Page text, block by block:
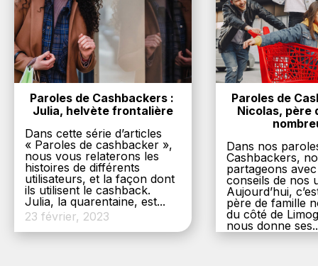
Paroles de Cashbackers :
Julia, helvète frontalière
Dans cette série d’articles
« Paroles de cashbacker »,
nous vous relaterons les
histoires de différents
utilisateurs, et la façon dont
ils utilisent le cashback.
Julia, la quarentaine, est...
23 février, 2023
Paroles de
Nicolas, père
Dans nos
Cashbackers,
partageons
conseils de nos
Aujourd’hui,
père de famille
du côté de
nous donne
6 décembre,